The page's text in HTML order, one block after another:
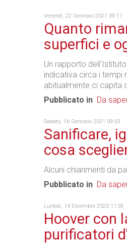
Venerdì, 22 Gennaio 2021 09:17
Quanto
superfici e
Un rapporto
indicativa circa i tempi
abitualmente ci capita
Pubblicato in Da
Sabato, 16 Gennaio 2021 09:03
Sanificare,
cosa
Alcuni chiarimenti da
Pubblicato in Da
Lunedì, 14 Dicembre 2020 11:59
Hoover con
purificatori